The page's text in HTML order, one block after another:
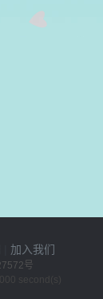
加入我们
号
second(s)